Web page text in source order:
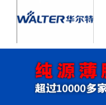
浙江华尔特机电股份有限公
司